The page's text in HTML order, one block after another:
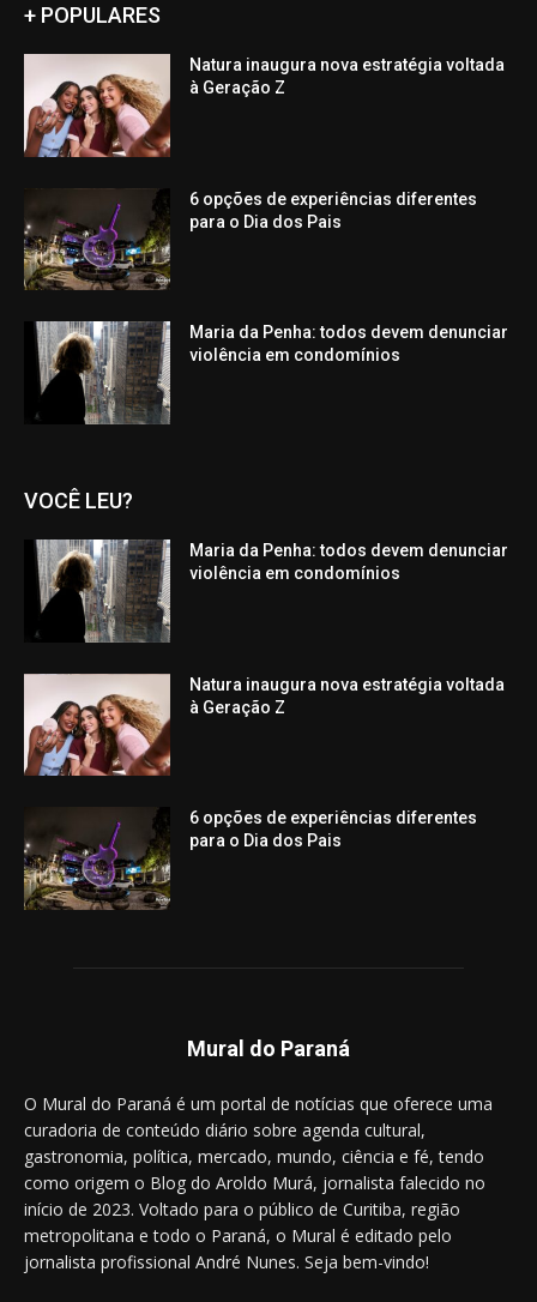
+ POPULARES
Natura inaugura nova estratégia voltada
à Geração Z
6 opções de experiências diferentes
para o Dia dos Pais
Maria da Penha: todos devem denunciar
violência em condomínios
VOCÊ LEU?
Maria da Penha: todos devem denunciar
violência em condomínios
Natura inaugura nova estratégia voltada
à Geração Z
6 opções de experiências diferentes
para o Dia dos Pais
Mural do Paraná
O Mural do Paraná é um portal de notícias que oferece uma
curadoria de conteúdo diário sobre agenda cultural,
gastronomia, política, mercado, mundo, ciência e fé, tendo
como origem o Blog do Aroldo Murá, jornalista falecido no
início de 2023. Voltado para o público de Curitiba, região
metropolitana e todo o Paraná, o Mural é editado pelo
jornalista profissional André Nunes. Seja bem-vindo!